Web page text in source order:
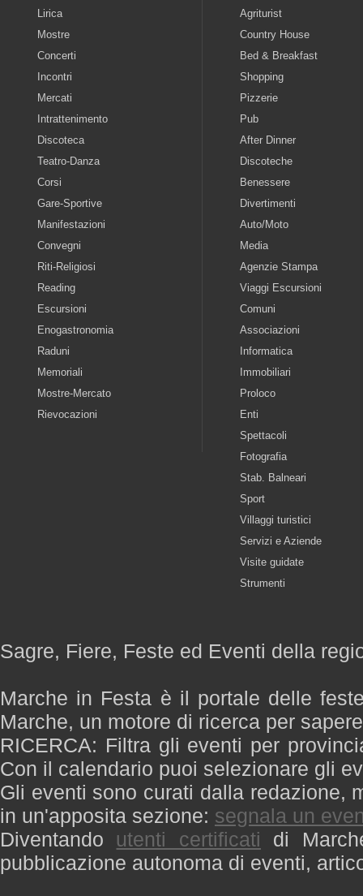
Lirica
Mostre
Concerti
Incontri
Mercati
Intrattenimento
Discoteca
Teatro-Danza
Corsi
Gare-Sportive
Manifestazioni
Convegni
Riti-Religiosi
Reading
Escursioni
Enogastronomia
Raduni
Memoriali
Mostre-Mercato
Rievocazioni
Agriturist
Country House
Bed & Breakfast
Shopping
Pizzerie
Pub
After Dinner
Discoteche
Benessere
Divertimenti
Auto/Moto
Media
Agenzie Stampa
Viaggi Escursioni
Comuni
Associazioni
Informatica
Immobiliari
Proloco
Enti
Spettacoli
Fotografia
Stab. Balneari
Sport
Villaggi turistici
Servizi e Aziende
Visite guidate
Strumenti
Sagre, Fiere, Feste ed Eventi della
Marche in Festa è il portale delle
Marche, un motore di ricerca per
RICERCA: Filtra gli eventi per
Con il calendario puoi selezionare gli
Gli eventi sono curati dalla redazione,
in un'apposita sezione: segnala un
Diventando utenti certificati di
pubblicazione autonoma di eventi,